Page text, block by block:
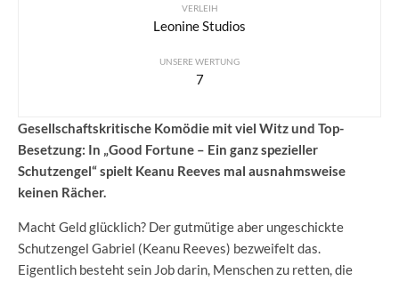
VERLEIH
Leonine Studios
UNSERE WERTUNG
7
Gesellschaftskritische Komödie mit viel Witz und Top-
Besetzung: In „Good Fortune – Ein ganz spezieller
Schutzengel“ spielt Keanu Reeves mal ausnahmsweise
keinen Rächer.
Macht Geld glücklich? Der gutmütige aber ungeschickte
Schutzengel Gabriel (Keanu Reeves) bezweifelt das.
Eigentlich besteht sein Job darin, Menschen zu retten, die